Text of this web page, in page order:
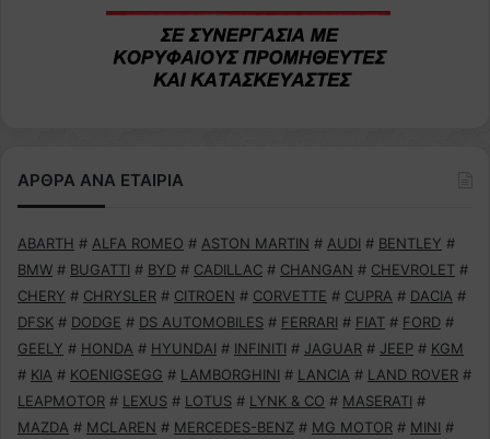
ΑΡΘΡΑ ΑΝΑ ΕΤΑΙΡΙΑ
ABARTH # ALFA ROMEO # ASTON MARTIN # AUDI # BENTLEY #
BMW # BUGATTI # BYD # CADILLAC # CHANGAN # CHEVROLET #
CHERY # CHRYSLER # CITROEN # CORVETTE # CUPRA # DACIA #
DFSK # DODGE # DS AUTOMOBILES # FERRARI # FIAT # FORD #
GEELY # HONDA # HYUNDAI # INFINITI # JAGUAR # JEEP # KGM
# KIA # KOENIGSEGG # LAMBORGHINI # LANCIA # LAND ROVER #
LEAPMOTOR # LEXUS # LOTUS # LYNK & CO # MASERATI #
MAZDA # MCLAREN # MERCEDES-BENZ # MG MOTOR # MINI #